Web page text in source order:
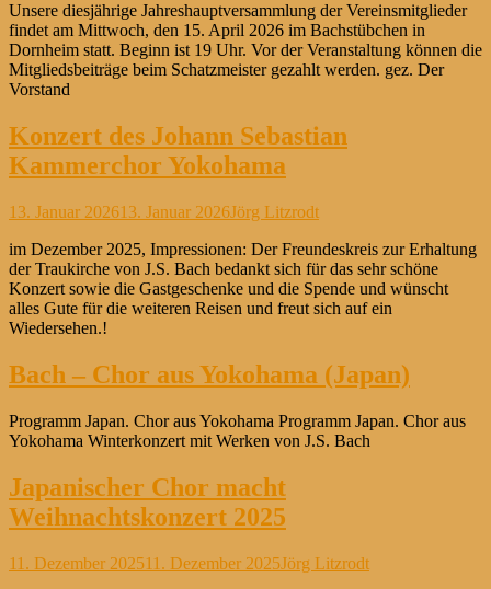
Unsere diesjährige Jahreshauptversammlung der Vereinsmitglieder
findet am Mittwoch, den 15. April 2026 im Bachstübchen in
Dornheim statt. Beginn ist 19 Uhr. Vor der Veranstaltung können die
Mitgliedsbeiträge beim Schatzmeister gezahlt werden. gez. Der
Vorstand
Konzert des Johann Sebastian
Kammerchor Yokohama
Veröffentlicht
13. Januar 202613. Januar 2026Autor
Jörg Litzrodt
im Dezember 2025, Impressionen: Der Freundeskreis zur Erhaltung
der Traukirche von J.S. Bach bedankt sich für das sehr schöne
Konzert sowie die Gastgeschenke und die Spende und wünscht
alles Gute für die weiteren Reisen und freut sich auf ein
Wiedersehen.!
Bach – Chor aus Yokohama (Japan)
Programm Japan. Chor aus Yokohama Programm Japan. Chor aus
Yokohama Winterkonzert mit Werken von J.S. Bach
Japanischer Chor macht
Weihnachtskonzert 2025
Veröffentlicht
11. Dezember 202511. Dezember 2025Autor
Jörg Litzrodt